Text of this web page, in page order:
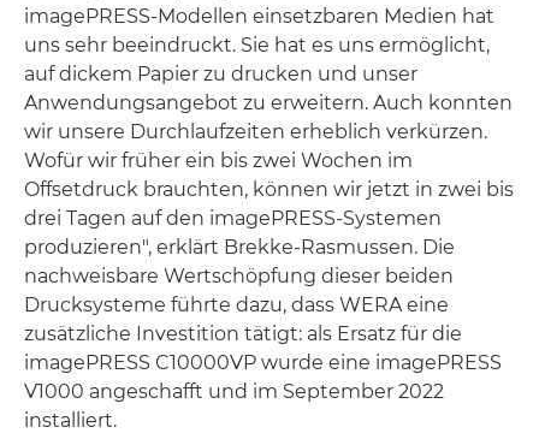
imagePRESS-Modellen einsetzbaren Medien hat
uns sehr beeindruckt. Sie hat es uns ermöglicht,
auf dickem Papier zu drucken und unser
Anwendungsangebot zu erweitern. Auch konnten
wir unsere Durchlaufzeiten erheblich verkürzen.
Wofür wir früher ein bis zwei Wochen im
Offsetdruck brauchten, können wir jetzt in zwei bis
drei Tagen auf den imagePRESS-Systemen
produzieren", erklärt Brekke-Rasmussen. Die
nachweisbare Wertschöpfung dieser beiden
Drucksysteme führte dazu, dass WERA eine
zusätzliche Investition tätigt: als Ersatz für die
imagePRESS C10000VP wurde eine imagePRESS
V1000 angeschafft und im September 2022
installiert.